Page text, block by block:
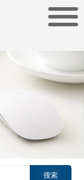
搜索